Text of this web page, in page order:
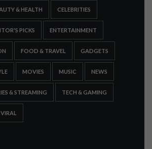
& HEALTH CELEBRITIES
PICKS ENTERTAINMENT
FOOD & TRAVEL GADGETS
MOVIES MUSIC NEWS
& STREAMING TECH & GAMING
VIRAL